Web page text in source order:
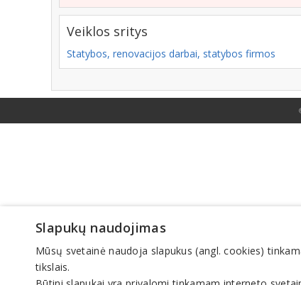
Veiklos sritys
Statybos, renovacijos darbai, statybos firmos
Slapukų naudojimas
Mūsų svetainė naudoja slapukus (angl. cookies)
tikslais.